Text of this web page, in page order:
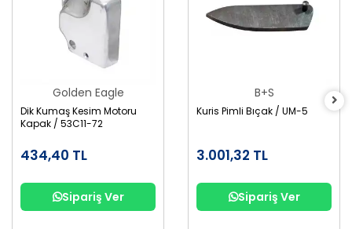
Golden Eagle
Dik Kumaş Kesim Motoru
Kapak / 53C11-72
434,40 TL
Sipariş Ver
B+S
Kuris Pimli Bıçak / UM-5
3.001,32 TL
Sipariş Ver